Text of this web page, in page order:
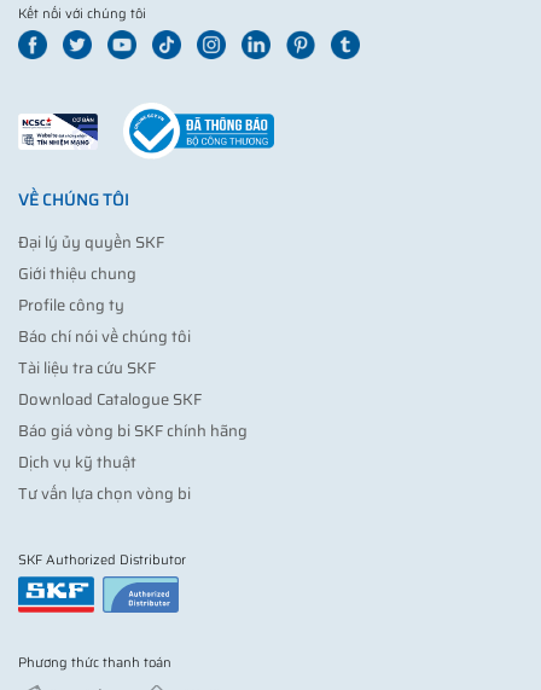
Kết nối với chúng tôi
VỀ CHÚNG TÔI
Đại lý ủy quyền SKF
Giới thiệu chung
Profile công ty
Báo chí nói về chúng tôi
Tài liệu tra cứu SKF
Download Catalogue SKF
Báo giá vòng bi SKF chính hãng
Dịch vụ kỹ thuật
Tư vấn lựa chọn vòng bi
SKF Authorized Distributor
Phương thức thanh toán